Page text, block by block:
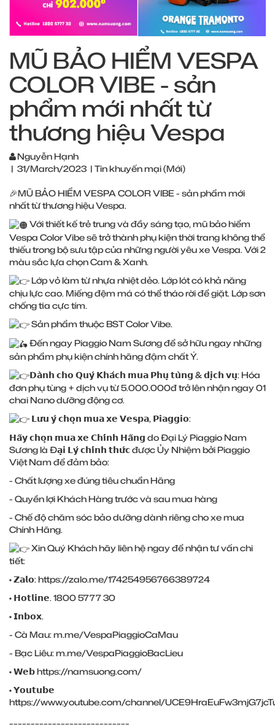
MŨ BẢO HIỂM VESPA
COLOR VIBE - sản
phẩm mới nhất từ
thương hiệu Vespa
Nguyễn Hạnh
| 31/March/2023 | Tin khuyến mại (Mới)
🎉MŨ BẢO HIỂM VESPA COLOR VIBE - sản phẩm mới
nhất từ thương hiệu Vespa.
Với thiết kế trẻ trung và đầy sáng tạo, mũ bảo hiểm
Vespa Color Vibe sẽ trở thành phụ kiện thời trang không thể
thiếu trong bộ sưu tập của những người yêu xe Vespa. Với 2
màu sắc lựa chọn Cam & Xanh.
Lớp vỏ làm từ nhựa nhiệt dẻo. Lớp lót có khả năng
chịu lực cao. Miếng đệm má có thể tháo rời để giặt. Lớp sơn
chống tia cực tím.
Sản phẩm thuộc BST Color Vibe.
Đến ngay Piaggio Nam Sương để sở hữu ngay những
sản phẩm phụ kiện chính hãng đậm chất Ý.
𝗗𝗮̀𝗻𝗵 𝗰𝗵𝗼 𝗤𝘂𝘆́ 𝗞𝗵𝗮́𝗰𝗵 𝗺𝘂𝗮 𝗣𝗵𝘂̣ 𝘁𝘂̀𝗻𝗴 & 𝗱𝗶̣𝗰𝗵 𝘃𝘂̣: Hóa
đơn phụ tùng + dịch vụ từ 5.000.000đ trở lên nhận ngay 01
chai Nano dưỡng động cơ.
𝗟𝘂̛𝘂 𝘆́ 𝗰𝗵𝗼̣𝗻 𝗺𝘂𝗮 𝘅𝗲 𝗩𝗲𝘀𝗽𝗮, 𝗣𝗶𝗮𝗴𝗴𝗶𝗼:
𝗛𝗮̃𝘆 𝗰𝗵𝗼̣𝗻 𝗺𝘂𝗮 𝘅𝗲 𝗖𝗵𝗶́𝗻𝗵 𝗛𝗮̃𝗻𝗴 do Đại Lý Piaggio Nam
Sương là Đ𝗮̣𝗶 𝗟𝘆́ 𝗰𝗵𝗶́𝗻𝗵 𝘁𝗵𝘂̛́𝗰 được Ủy Nhiệm bởi Piaggio
Việt Nam để đảm bảo:
- Chất lượng xe đúng tiêu chuẩn Hãng
- Quyền lợi Khách Hàng trước và sau mua hàng
- Chế độ chăm sóc bảo dưỡng dành riêng cho xe mua
Chính Hãng.
Xin Quý Khách hãy liên hệ ngay để nhận tư vấn chi
tiết:
• 𝗭𝗮𝗹𝗼:https://zalo.me/174254956766389724
• 𝗛𝗼𝘁𝗹𝗶𝗻𝗲. 1800 5777 30
• 𝗜𝗻𝗯𝗼𝘅.
- Cà Mau:m.me/VespaPiaggioCaMau
- Bạc Liêu:m.me/VespaPiaggioBacLieu
• 𝗪𝗲𝗯https://namsuong.com/
• 𝗬𝗼𝘂𝘁𝘂𝗯𝗲
https://www.youtube.com/channel/